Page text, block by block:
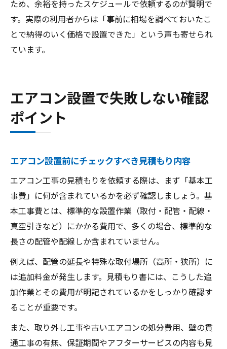
ため、余裕を持ったスケジュールで依頼するのが賢明で
す。実際の利用者からは「事前に相場を調べておいたこ
とで納得のいく価格で設置できた」という声も寄せられ
ています。
エアコン設置で失敗しない確認
ポイント
エアコン設置前にチェックすべき見積もり内容
エアコン工事の見積もりを依頼する際は、まず「基本工
事費」に何が含まれているかを必ず確認しましょう。基
本工事費とは、標準的な設置作業（取付・配管・配線・
真空引きなど）にかかる費用で、多くの場合、標準的な
長さの配管や配線しか含まれていません。
例えば、配管の延長や特殊な取付場所（高所・狭所）に
は追加料金が発生します。見積もり書には、こうした追
加作業とその費用が明記されているかをしっかり確認す
ることが重要です。
また、取り外し工事や古いエアコンの処分費用、壁の貫
通工事の有無、保証期間やアフターサービスの内容も見